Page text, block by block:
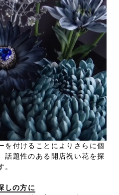
を付けることによりさらに個
話題性のある開店祝い花を探
。
しの方に